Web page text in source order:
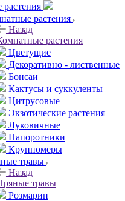
растения
Назад
растения
Цветущие
Декоративно - лиственные
Бонсаи
Кактусы и суккуленты
Цитрусовые
Экзотические растения
Луковичные
Папоротники
Крупномеры
травы
Назад
травы
Розмарин